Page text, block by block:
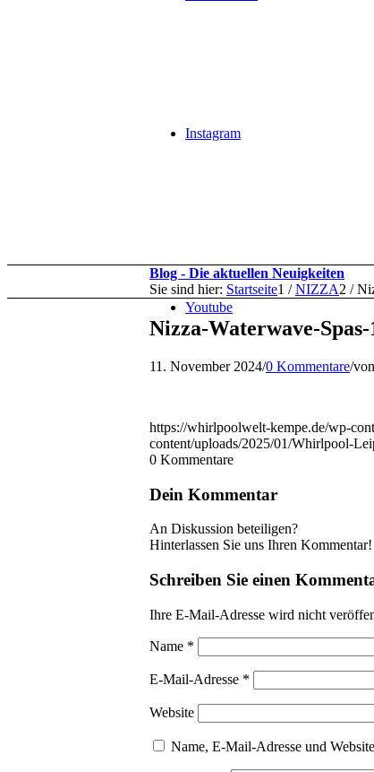
Instagram
Youtube
Blog - Die aktuellen Neuigkeiten
Sie sind hier: Startseite1 / NIZZA2 /
Nizza-Waterwave-Spas-
11. November 2024/0 Kommentare/von
https://whirlpoolwelt-kempe.de/wp-
content/uploads/2025/01/Whirlpool-
0 Kommentare
Dein Kommentar
An Diskussion beteiligen?
Hinterlassen Sie uns Ihren Kommentar!
Schreiben Sie einen
Ihre E-Mail-Adresse wird nicht
Name *
E-Mail-Adresse *
Website
Name, E-Mail-Adresse und